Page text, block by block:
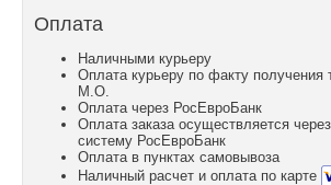
Оплата
Наличными курьеру
Оплата курьеру по факту получения
М.О.
Оплата через РосЕвроБанк
Оплата заказа осуществляется через
систему РосЕвроБанк
Оплата в пунктах самовывоза
Наличный расчет и оплата по карте